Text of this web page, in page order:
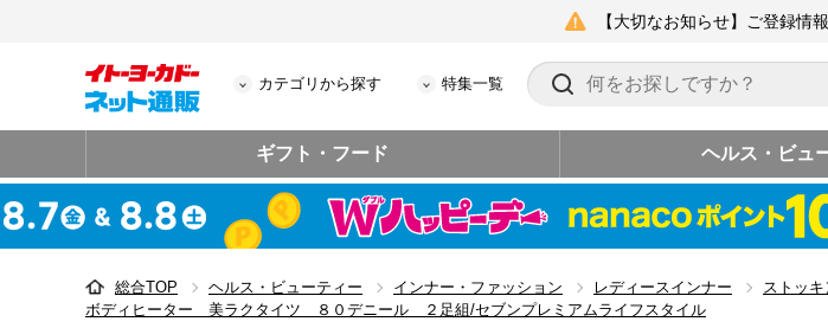
【大切なお知らせ】ご登録情
カテゴリから探す 特集一覧
ギフト・フード ヘルス・ビュ
総合TOP ヘルス・ビューティー インナー・ファッション レディースインナー
ストッ
ボディヒーター 美ラクタイツ ８０デニール ２足組/セブンプレミアムライフスタイル